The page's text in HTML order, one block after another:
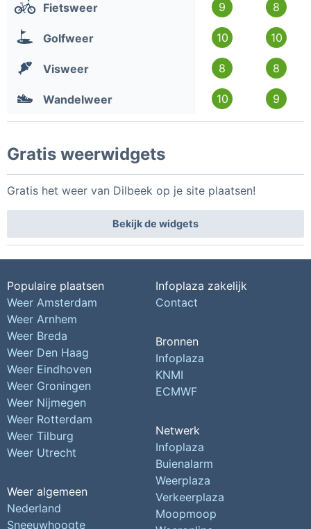
Fietsweer 9 8
Golfweer 10 10
Visweer 8 8
Wandelweer 10 9
Gratis weerwidgets
Gratis het weer van Dilbeek op je site plaatsen!
Bekijk de widgets
Populaire plaatsen
Weer Amsterdam
Weer Arnhem
Weer Breda
Weer Den Haag
Weer Eindhoven
Weer Groningen
Weer Nijmegen
Weer Rotterdam
Weer Tilburg
Weer Utrecht
Weer algemeen
Nederland
Sneeuwhoogte
Infoplaza zakelijk
Contact
Bronnen
Infoplaza
KNMI
ECMWF
Netwerk
Infoplaza
Buienalarm
Weerplaza
Verkeerplaza
Moopmoop